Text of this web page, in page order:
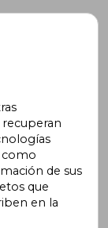
como
de sus
que
en la